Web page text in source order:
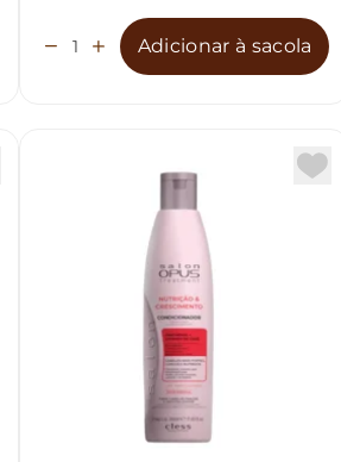
Adicionar à sacola